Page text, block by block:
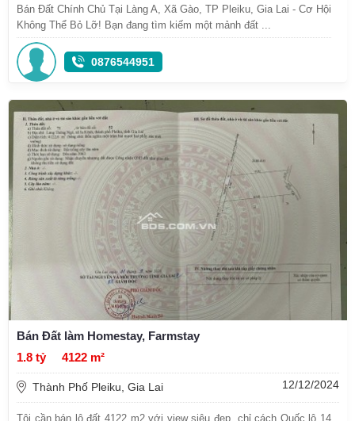
Bán Đất Chính Chủ Tại Làng A, Xã Gào, TP Pleiku, Gia Lai - Cơ Hội
Không Thể Bỏ Lỡ! Bạn đang tìm kiếm một mảnh đất ...
0876544951
Bán Đất làm Homestay, Farmstay
1.8 tỷ
4122 m²
Thành Phố Pleiku, Gia Lai 12/12/2024
Tôi cần bán lô đất 4122 m2 với view siêu đẹp, chỉ cách Quốc lộ 14